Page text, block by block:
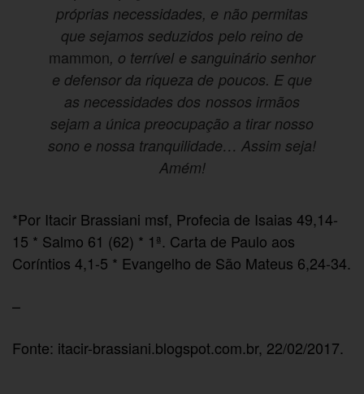
próprias necessidades, e não permitas
que sejamos seduzidos pelo reino de
mammon, o terrível e sanguinário senhor
e defensor da riqueza de poucos. E que
as necessidades dos nossos irmãos
sejam a única preocupação a tirar nosso
sono e nossa tranquilidade… Assim seja!
Amém!
*Por Itacir Brassiani msf, Profecia de Isaias 49,14-
15 * Salmo 61 (62) * 1ª. Carta de Paulo aos
Coríntios 4,1-5 * Evangelho de São Mateus 6,24-34.
–
Fonte: itacir-brassiani.blogspot.com.br, 22/02/2017.